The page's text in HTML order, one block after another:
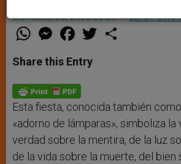
OCTUBRE 25, 2005 00:00 ZENIT
W
t
s
p
p
M
e
s
e
g
e
r
F
a
e
b
o
k
w
Share this Entry
Esta fiesta, conocida también
«adorno de lámparas», simboliza la
verdad sobre la mentira, de la luz
de la vida sobre la muerte, del bien